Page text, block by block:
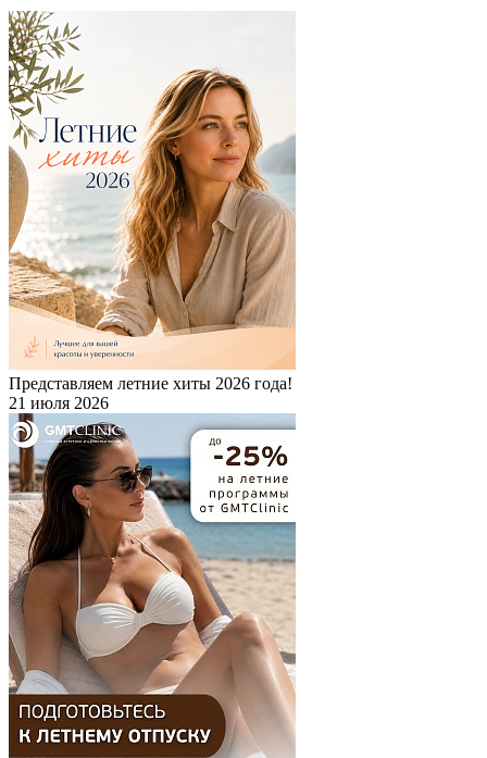
Представляем летние хиты 2026 года!
21 июля 2026